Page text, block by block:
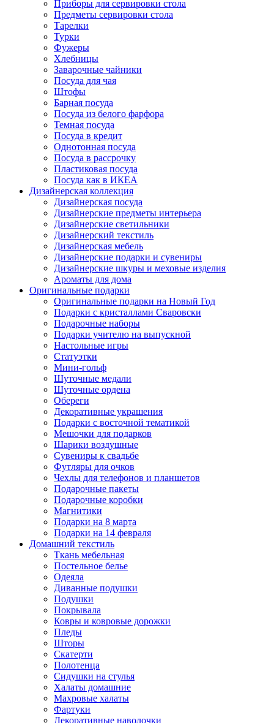
Приборы для сервировки стола
Предметы сервировки стола
Тарелки
Турки
Фужеры
Хлебницы
Заварочные чайники
Посуда для чая
Штофы
Барная посуда
Посуда из белого фарфора
Темная посуда
Посуда в кредит
Однотонная посуда
Посуда в рассрочку
Пластиковая посуда
Посуда как в ИКЕА
Дизайнерская коллекция
Дизайнерская посуда
Дизайнерские предметы интерьера
Дизайнерские светильники
Дизайнерский текстиль
Дизайнерская мебель
Дизайнерские подарки и сувениры
Дизайнерские шкуры и меховые изделия
Ароматы для дома
Оригинальные подарки
Оригинальные подарки на Новый Год
Подарки с кристаллами Сваровски
Подарочные наборы
Подарки учителю на выпускной
Настольные игры
Статуэтки
Мини-гольф
Шуточные медали
Шуточные ордена
Обереги
Декоративные украшения
Подарки с восточной тематикой
Мешочки для подарков
Шарики воздушные
Сувениры к свадьбе
Футляры для очков
Чехлы для телефонов и планшетов
Подарочные пакеты
Подарочные коробки
Магнитики
Подарки на 8 марта
Подарки на 14 февраля
Домашний текстиль
Ткань мебельная
Постельное белье
Одеяла
Диванные подушки
Подушки
Покрывала
Ковры и ковровые дорожки
Пледы
Шторы
Скатерти
Полотенца
Сидушки на стулья
Халаты домашние
Махровые халаты
Фартуки
Декоративные наволочки